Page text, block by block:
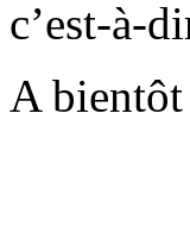
c’est-à-
A